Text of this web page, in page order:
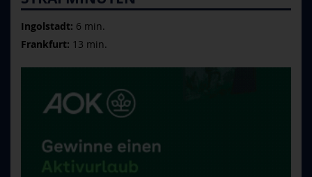
Ingolstadt: 6 min.
Frankfurt: 13 min.